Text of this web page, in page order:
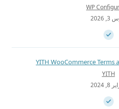
WP
2026
YITH WooCommerce
YITH
2024